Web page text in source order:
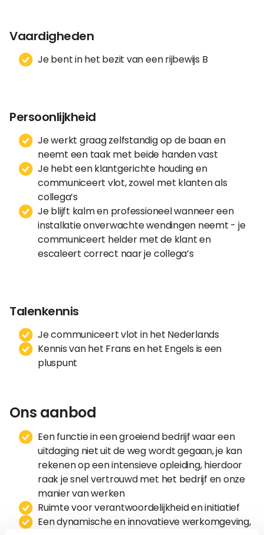
Vaardigheden
Je bent in het bezit van een rijbewijs B
Persoonlijkheid
Je werkt graag zelfstandig op de baan en
neemt een taak met beide handen vast
Je hebt een klantgerichte houding en
communiceert vlot, zowel met klanten als
collega’s
Je blijft kalm en professioneel wanneer een
installatie onverwachte wendingen neemt - je
communiceert helder met de klant en
escaleert correct naar je collega’s
Talenkennis
Je communiceert vlot in het Nederlands
Kennis van het Frans en het Engels is een
pluspunt
Ons aanbod
Een functie in een groeiend bedrijf waar een
uitdaging niet uit de weg wordt gegaan, je kan
rekenen op een intensieve opleiding, hierdoor
raak je snel vertrouwd met het bedrijf en onze
manier van werken
Ruimte voor verantwoordelijkheid en initiatief
Een dynamische en innovatieve werkomgeving,